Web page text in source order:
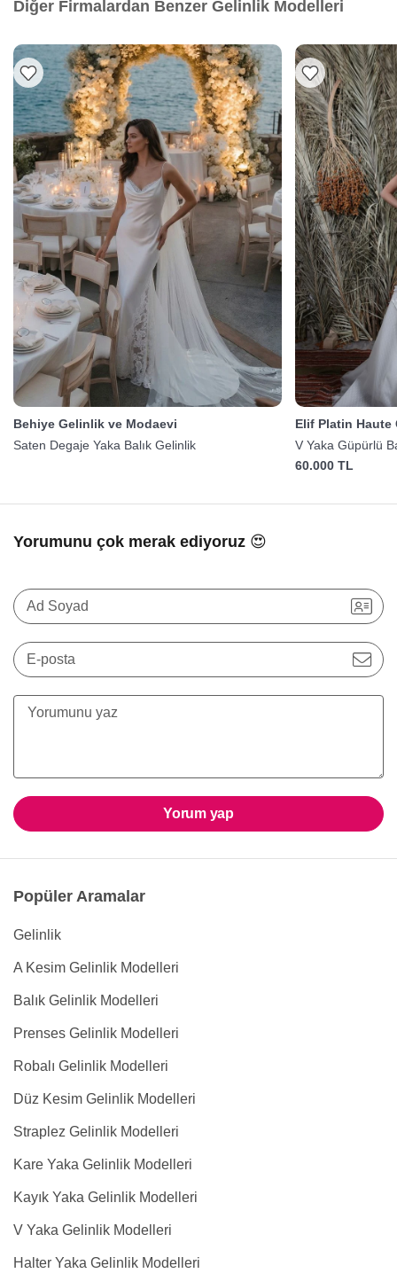
Diğer Firmalardan Benzer Gelinlik Modelleri
Behiye Gelinlik ve Modaevi
Saten Degaje Yaka Balık Gelinlik
Elif Platin Haute
V Yaka Güpürlü
60.000 TL
Yorumunu çok merak ediyoruz 😍
Ad Soyad
E-posta
Yorum yap
Popüler Aramalar
Gelinlik
A Kesim Gelinlik Modelleri
Balık Gelinlik Modelleri
Prenses Gelinlik Modelleri
Robalı Gelinlik Modelleri
Düz Kesim Gelinlik Modelleri
Straplez Gelinlik Modelleri
Kare Yaka Gelinlik Modelleri
Kayık Yaka Gelinlik Modelleri
V Yaka Gelinlik Modelleri
Halter Yaka Gelinlik Modelleri